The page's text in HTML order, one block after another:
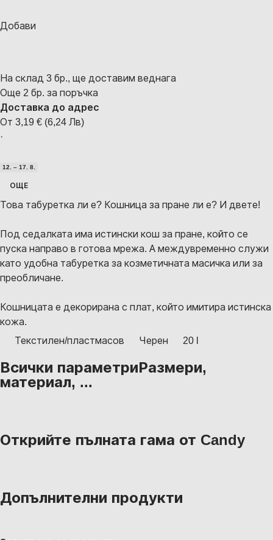
Добави
На склад 3 бр., ще доставим веднага
Още 2 бр. за поръчка
Доставка до адрес
От 3,19 € (6,24 Лв)
·
12. – 17. 8.
ОЩЕ
Това табуретка ли е? Кошница за пране ли е? И двете!
Под седалката има истински кош за пране, който се
пуска направо в готова мрежа. А междувременно служи
като удобна табуретка за козметичната масичка или за
преобличане.
Кошницата е декорирана с плат, който имитира истинска
кожа.
Текстилен/пластмасов
Черен 20 l
Всички параметриРазмери,
материал, ...
Открийте пълната гама от Candy
Допълнителни продукти